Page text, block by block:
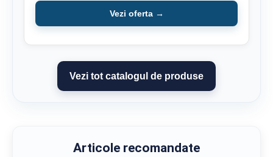
Vezi oferta →
Vezi tot catalogul de produse
Articole recomandate